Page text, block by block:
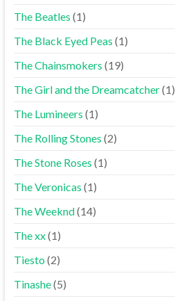
The Beatles (1)
The Black Eyed Peas (1)
The Chainsmokers (19)
The Girl and the Dreamcatcher(1)
The Lumineers (1)
The Rolling Stones (2)
The Stone Roses (1)
The Veronicas (1)
The Weeknd(14)
The xx(1)
Tiesto(2)
Tinashe(5)